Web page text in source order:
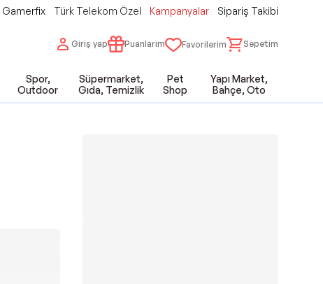
Gamerfix Türk Telekom Özel Kampanyalar Sipariş Takibi
Giriş yap Puanlarım Favorilerim Sepetim
Spor,
Outdoor
Süpermarket,
Gıda, Temizlik
Pet
Shop
Yapı Market,
Bahçe, Oto